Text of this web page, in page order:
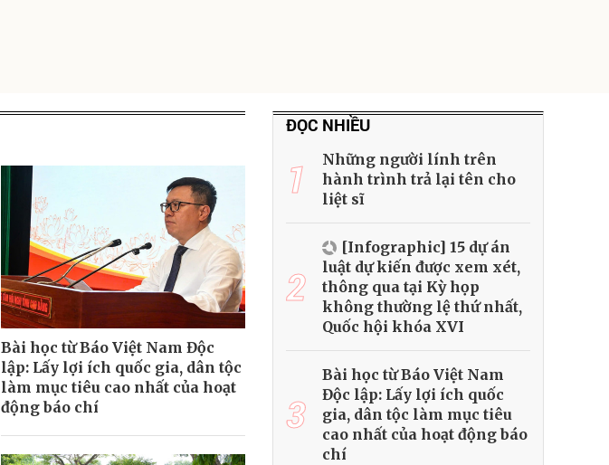
Bài học từ Báo Việt Nam Độc
lập: Lấy lợi ích quốc gia, dân tộc
làm mục tiêu cao nhất của hoạt
động báo chí
ĐỌC NHIỀU
1
Những người lính trên
hành trình trả lại tên cho
liệt sĩ
2
[Infographic] 15 dự án
luật dự kiến được xem xét,
thông qua tại Kỳ họp
không thường lệ thứ nhất,
Quốc hội khóa XVI
3
Bài học từ Báo Việt Nam
Độc lập: Lấy lợi ích quốc
gia, dân tộc làm mục tiêu
cao nhất của hoạt động báo
chí